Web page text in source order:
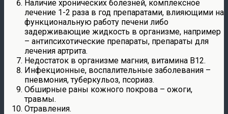
Наличие хронических болезней, комплексное
лечение 1-2 раза в год препаратами, влияющими на
функциональную работу печени либо
задерживающие жидкость в организме, например
– антипсихотические препараты, препараты для
лечения артрита.
Недостаток в организме магния, витамина В12.
Инфекционные, воспалительные заболевания –
пневмония, туберкульоз, псориаз.
Обширные раны кожного покрова – ожоги,
травмы.
Отравления.